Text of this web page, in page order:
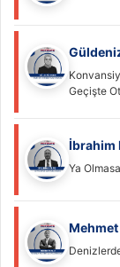
Geçişte
İbrahim
Ya
Mehmet